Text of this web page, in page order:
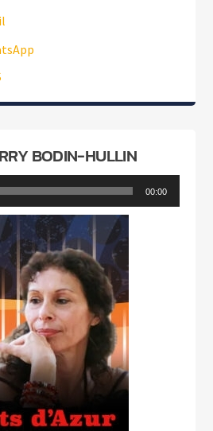
BODIN-HULLIN
00:00